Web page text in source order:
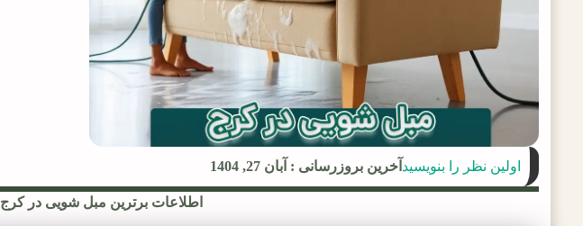
اولین نظر را بنویسید آخرین بروزرسانی : آبان 27, 1404
اطلاعات برترین مبل شویی در کرج